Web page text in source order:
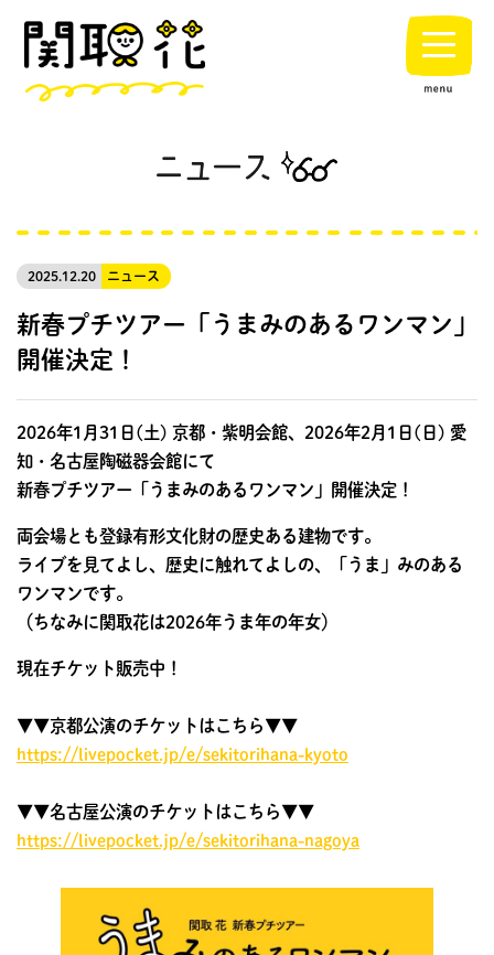
2025.12.20 ニュース
新春プチツアー「うまみのあるワンマン」
開催決定！
2026年1月31日(土) 京都・紫明会館、2026年2月1日(日) 愛
知・名古屋陶磁器会館にて
新春プチツアー「うまみのあるワンマン」開催決定！
両会場とも登録有形文化財の歴史ある建物です。
ライブを見てよし、歴史に触れてよしの、「うま」みのある
ワンマンです。
（ちなみに関取花は2026年うま年の年女）
現在チケット販売中！
▼▼京都公演のチケットはこちら▼▼
https://livepocket.jp/e/sekitorihana-kyoto
▼▼名古屋公演のチケットはこちら▼▼
https://livepocket.jp/e/sekitorihana-nagoya